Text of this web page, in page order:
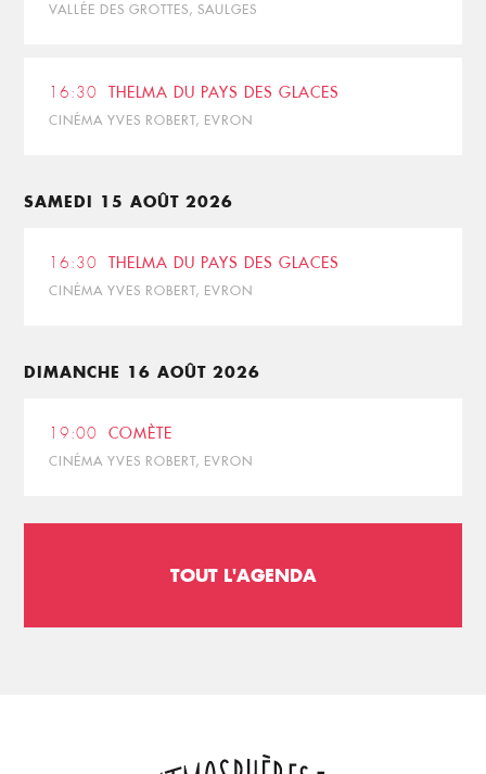
VALLÉE DES GROTTES, SAULGES
16:30 THELMA DU PAYS DES GLACES
CINÉMA YVES ROBERT, EVRON
SAMEDI 15 AOÛT 2026
16:30 THELMA DU PAYS DES GLACES
CINÉMA YVES ROBERT, EVRON
DIMANCHE 16 AOÛT 2026
19:00 COMÈTE
CINÉMA YVES ROBERT, EVRON
TOUT L'AGENDA